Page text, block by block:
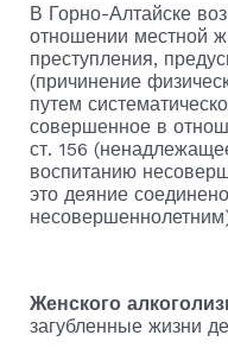
В Горно-Алтайске
отношении местной
преступления,
(причинение
путем
совершенное в
ст. 156
воспитанию
это деяние
Женского
загубленные жизни